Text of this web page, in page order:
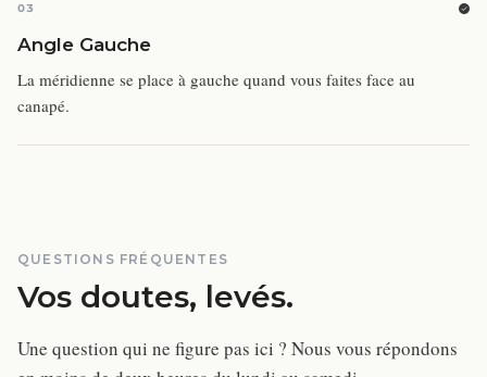
03
Angle Gauche
La méridienne se place à gauche quand vous faites face au
canapé.
QUESTIONS FRÉQUENTES
Vos doutes, levés.
Une question qui ne figure pas ici ? Nous vous répondons